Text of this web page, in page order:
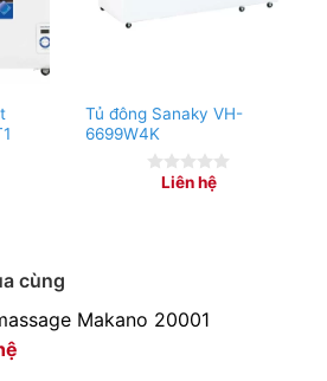
Tủ đông Sanaky VH-
6699W4K
Liên hệ
cùng
Makano 20001